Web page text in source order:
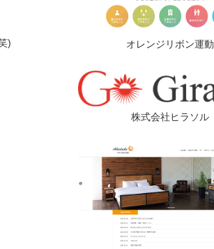
) オレンジリボン運動
株式会社ヒラソル